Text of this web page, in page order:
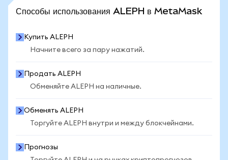
Способы использования ALEPH в MetaMask
Купить ALEPH
Начните всего за пару нажатий.
Продать ALEPH
Обменяйте ALEPH на наличные.
Обменять ALEPH
Торгуйте ALEPH внутри и между блокчейнами.
Прогнозы